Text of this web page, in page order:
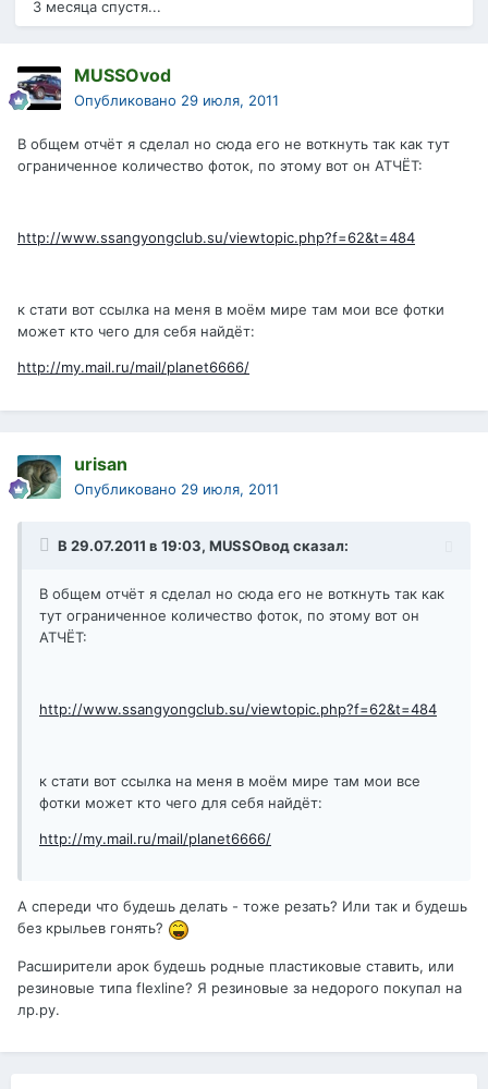
3 месяца спустя...
MUSSOvod
Опубликовано 29 июля, 2011
В общем отчёт я сделал но сюда его не воткнуть так как тут
ограниченное количество фоток, по этому вот он АТЧЁТ:
http://www.ssangyongclub.su/viewtopic.php?f=62&t=484
к стати вот ссылка на меня в моём мире там мои все фотки
может кто чего для себя найдёт:
http://my.mail.ru/mail/planet6666/
urisan
Опубликовано 29 июля, 2011
В 29.07.2011 в 19:03, MUSSOвод сказал:
В общем отчёт я сделал но сюда его не воткнуть так как
тут ограниченное количество фоток, по этому вот он
АТЧЁТ:
http://www.ssangyongclub.su/viewtopic.php?f=62&t=484
к стати вот ссылка на меня в моём мире там мои все
фотки может кто чего для себя найдёт:
http://my.mail.ru/mail/planet6666/
А спереди что будешь делать - тоже резать? Или так и будешь
без крыльев гонять?
Расширители арок будешь родные пластиковые ставить, или
резиновые типа flexline? Я резиновые за недорого покупал на
лр.ру.